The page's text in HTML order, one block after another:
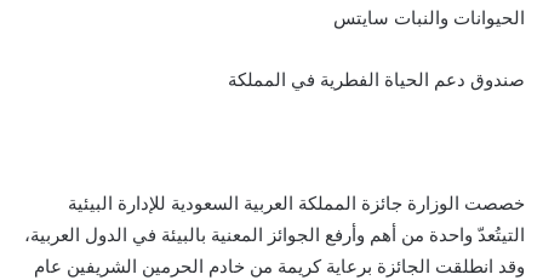
الحيوانات والنبات سايتس
صندوق دعم الحياة الفطرية في المملكة
خصصت الوزارة جائزة المملكة العربية السعودية للإدارة البيئية
التيتُعدّ واحدة من أهم وأرفع الجوائز المعنية بالبيئة في الدول العربية،
وقد انطلقت الجائزة برعاية كريمة من خادم الحرمين الشريفين عام